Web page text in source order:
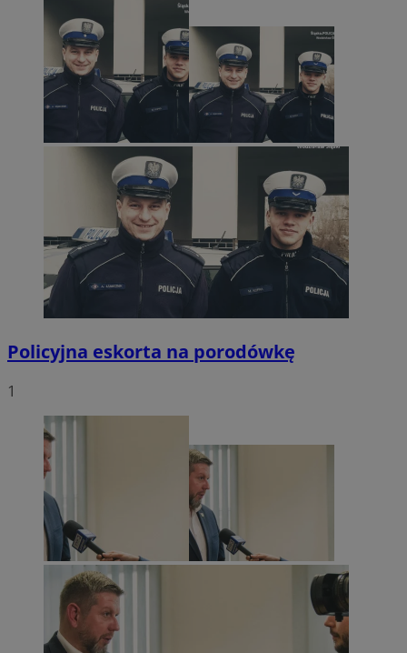
Policyjna eskorta na porodówkę
1